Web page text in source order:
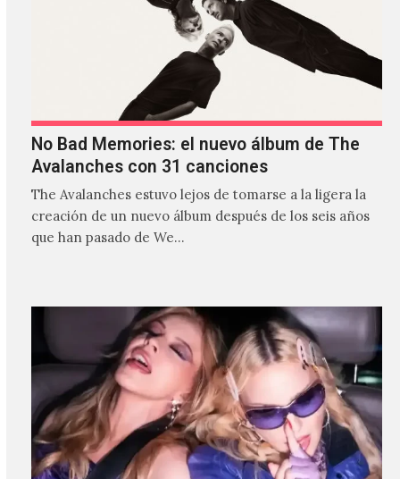
No Bad Memories: el nuevo álbum de The
Avalanches con 31 canciones
The Avalanches estuvo lejos de tomarse a la ligera la
creación de un nuevo álbum después de los seis años
que han pasado de We…